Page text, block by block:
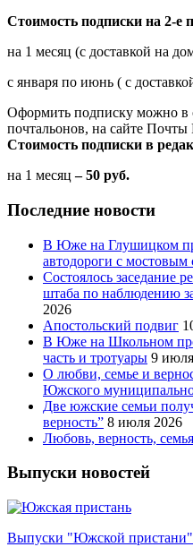
Стоимость подписки на 2-е
на 1 месяц (с доставкой на
с января по июнь ( с
Оформить подписку можно в
почтальонов, на сайте Почты
Стоимость подписки в
на 1 месяц – 50 руб.
Последние новости
В Юже на Глушицком
автодороги с
Состоялось заседание
штаба по наблюдению
2026
Апостольский подвиг
В Юже на Школьном
часть и тротуары 9
О любви, семье и
Южского
Две южские семьи
верность” 8 июля 2026
Любовь, верность, семья
Выпуски новостей
Выпуски "Южской пристани"